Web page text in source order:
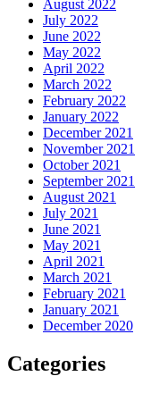
August 2022
July 2022
June 2022
May 2022
April 2022
March 2022
February 2022
January 2022
December 2021
November 2021
October 2021
September 2021
August 2021
July 2021
June 2021
May 2021
April 2021
March 2021
February 2021
January 2021
December 2020
Categories